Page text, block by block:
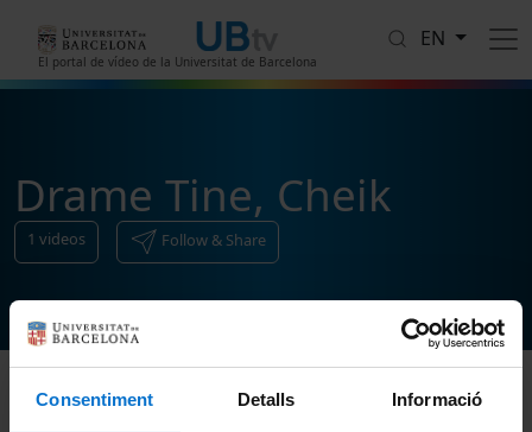
Consentiment Detalls Informació
El portal de vídeo de la Universitat de Barcelona
EN
Drame Tine, Cheik
1 videos Follow & Share